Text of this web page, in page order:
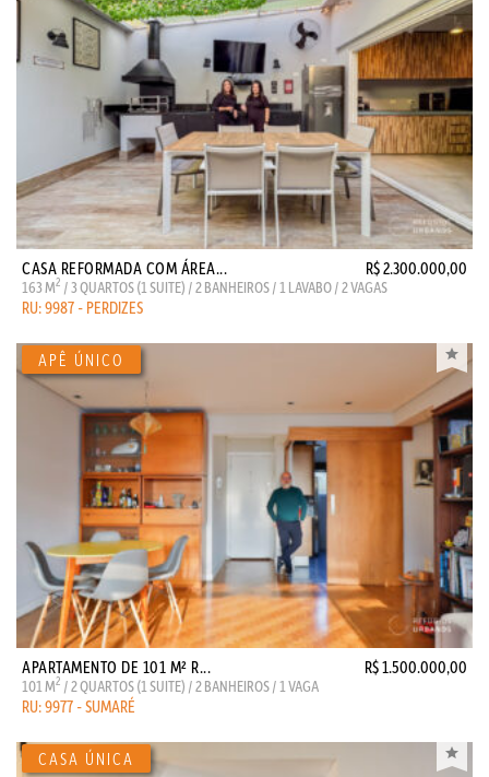
CASA REFORMADA COM ÁREA... R$ 2.300.000,00
163 M2 / 3 QUARTOS (1 SUITE) / 2 BANHEIROS / 1 LAVABO / 2 VAGAS
RU: 9987 - PERDIZES
APARTAMENTO DE 101 M² R... R$ 1.500.000,00
101 M2 / 2 QUARTOS (1 SUITE) / 2 BANHEIROS / 1 VAGA
RU: 9977 - SUMARÉ